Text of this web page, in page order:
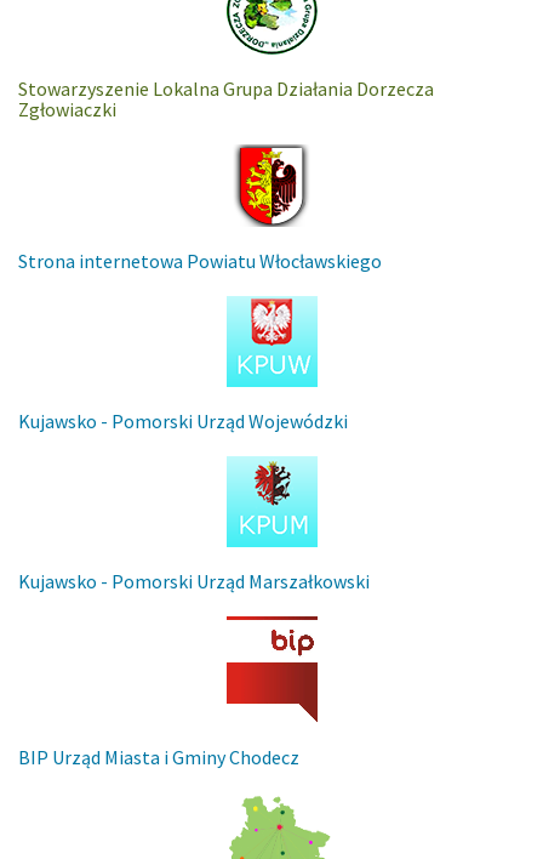
Stowarzyszenie Lokalna Grupa Działania Dorzecza
Zgłowiaczki
Strona internetowa Powiatu Włocławskiego
Kujawsko - Pomorski Urząd Wojewódzki
Kujawsko - Pomorski Urząd Marszałkowski
BIP Urząd Miasta i Gminy Chodecz